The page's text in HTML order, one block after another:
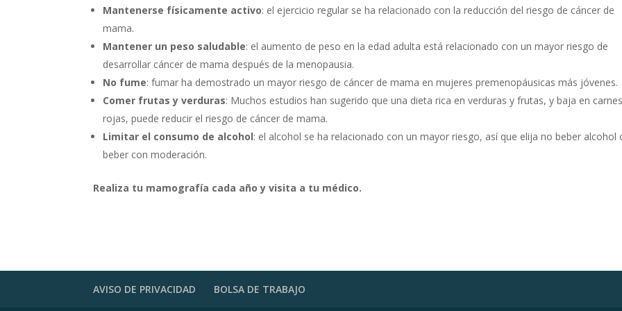
Mantenerse físicamente activo: el ejercicio regular se ha relacionado con la reducción del riesgo de cáncer de
mama.
Mantener un peso saludable: el aumento de peso en la edad adulta está relacionado con un mayor riesgo de
desarrollar cáncer de mama después de la menopausia.
No fume: fumar ha demostrado un mayor riesgo de cáncer de mama en mujeres premenopáusicas más jóvenes.
Comer frutas y verduras: Muchos estudios han sugerido que una dieta rica en verduras y frutas, y baja en
rojas, puede reducir el riesgo de cáncer de mama.
Limitar el consumo de alcohol: el alcohol se ha relacionado con un mayor riesgo, así que elija no beber alcohol
beber con moderación.
Realiza tu mamografía cada año y visita a tu médico.
AVISO DE PRIVACIDAD BOLSA DE TRABAJO